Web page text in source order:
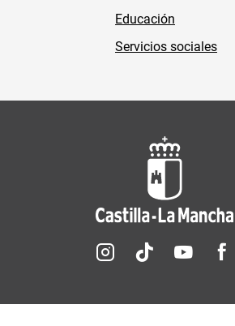
Educación
Servicios sociales
Redes sociales